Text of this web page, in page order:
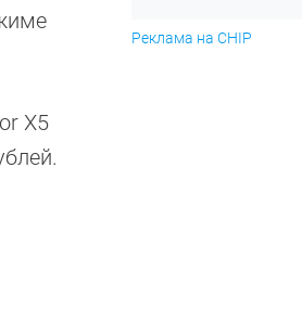
X5
Реклама на CHIP